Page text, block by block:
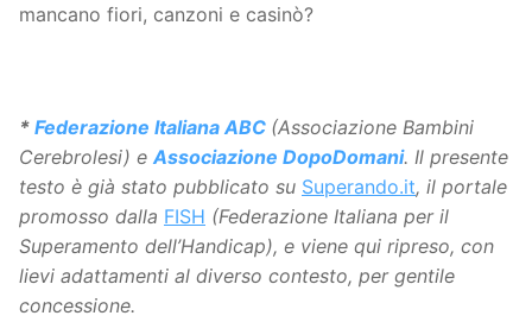
mancano fiori, canzoni e casinò?
* Federazione Italiana ABC (Associazione Bambini
Cerebrolesi) eAssociazione DopoDomani. Il presente
testo è già stato pubblicato su Superando.it, il portale
promosso dalla FISH (Federazione Italiana per il
Superamento dell’Handicap), e viene qui ripreso, con
lievi adattamenti al diverso contesto, per gentile
concessione.